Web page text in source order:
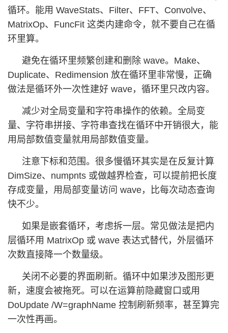
循环。能用 WaveStats、Filter、FFT、Convolve、
MatrixOp、FuncFit 这类内建命令，就不要自己在循
环里算。
避免在循环里频繁创建和删除 wave。Make、
Duplicate、Redimension 放在循环里非常慢，正确
做法是循环外一次性建好 wave，循环里只改内容。
减少对全局变量和字符串操作的依赖。全局变
量、字符串拼接、字符串查找在循环中开销很大，能
用局部数值变量就用局部数值变量。
注意下标和范围。很多慢循环其实是在反复计算
DimSize、numpnts 或做越界检查，可以提前把长度
存成变量，用局部变量访问 wave，比每次动态查询
快不少。
如果是嵌套循环，考虑拆一层。常见做法是把内
层循环用 MatrixOp 或 wave 表达式替代，外层循环
次数直接降一个数量级。
关闭不必要的界面刷新。循环中如果涉及图形更
新，速度会被拖死。可以在运算前隐藏窗口或用
DoUpdate /W=graphName 控制刷新频率，甚至算完
一次性再画。